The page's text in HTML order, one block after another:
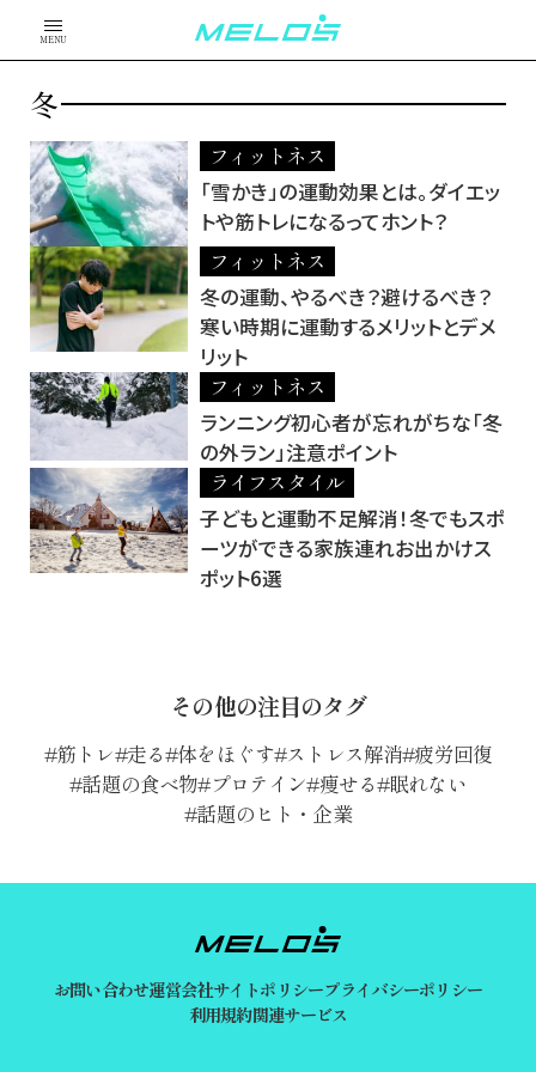
MENU
冬
フィットネス
「雪かき」の運動効果とは。ダイエッ
トや筋トレになるってホント？
フィットネス
冬の運動、やるべき？避けるべき？
寒い時期に運動するメリットとデメ
リット
フィットネス
ランニング初心者が忘れがちな「冬
の外ラン」注意ポイント
ライフスタイル
子どもと運動不足解消！冬でもスポ
ーツができる家族連れお出かけス
ポット6選
その他の注目のタグ
筋トレ 走る 体をほぐす ストレス解消 疲労回復
話題の食べ物 プロテイン 痩せる 眠れない
話題のヒト・企業
お問い合わせ運営会社サイトポリシープライバシーポリシー
利用規約関連サービス